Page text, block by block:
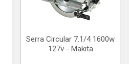
Serra Circular 7.1/4 1600w
127v - Makita